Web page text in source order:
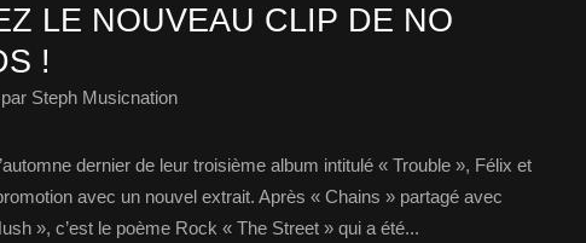
LE NOUVEAU CLIP DE NO
!
par Steph Musicnation
dernier de leur troisième album intitulé « Trouble », Félix et
avec un nouvel extrait. Après « Chains » partagé avec
», c’est le poème Rock « The Street » qui a été...